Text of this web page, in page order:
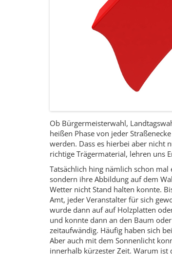
Ob Bürgermeisterwahl,
heißen Phase von jeder
werden. Dass es hierbei aber nicht
richtige Trägermaterial, lehren uns
Tatsächlich hing nämlich schon
sondern ihre Abbildung auf dem
Wetter nicht Stand halten konnte.
Amt, jeder Veranstalter für sich
wurde dann auf auf Holzplatten
und konnte dann an den Baum
zeitaufwändig. Häufig haben sich
Aber auch mit dem Sonnenlicht
innerhalb kürzester Zeit. Warum ist